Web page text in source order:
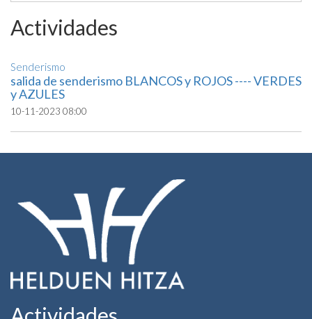
Actividades
Senderismo
salida de senderismo BLANCOS y ROJOS ---- VERDES
y AZULES
10-11-2023 08:00